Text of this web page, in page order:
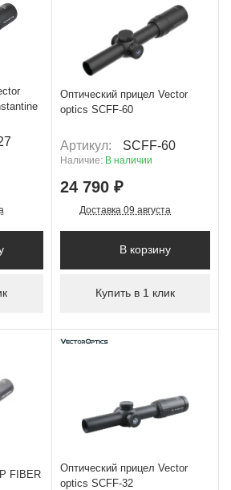
+ 1 239 Б
Оптический прицел Vector
optics SCFF-60
Артикул: SCFF-60
Наличие: В наличии
24 790 ₽
Доставка 09 августа
В корзину
Купить в 1 клик
FIBER
Оптический прицел Vector
optics SCFF-32